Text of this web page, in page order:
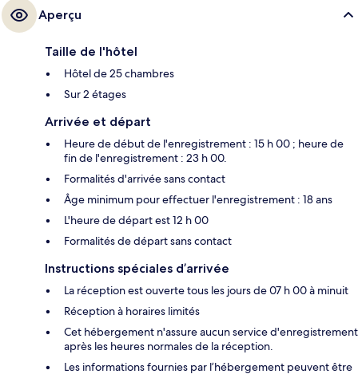
Aperçu
Taille de l'hôtel
Hôtel de 25 chambres
Sur 2 étages
Arrivée et départ
Heure de début de l'enregistrement : 15 h 00 ; heure de
fin de l'enregistrement : 23 h 00.
Formalités d'arrivée sans contact
Âge minimum pour effectuer l'enregistrement : 18 ans
L'heure de départ est 12 h 00
Formalités de départ sans contact
Instructions spéciales d’arrivée
La réception est ouverte tous les jours de 07 h 00 à minuit
Réception à horaires limités
Cet hébergement n'assure aucun service d'enregistrement
après les heures normales de la réception.
Les informations fournies par l’hébergement peuvent être